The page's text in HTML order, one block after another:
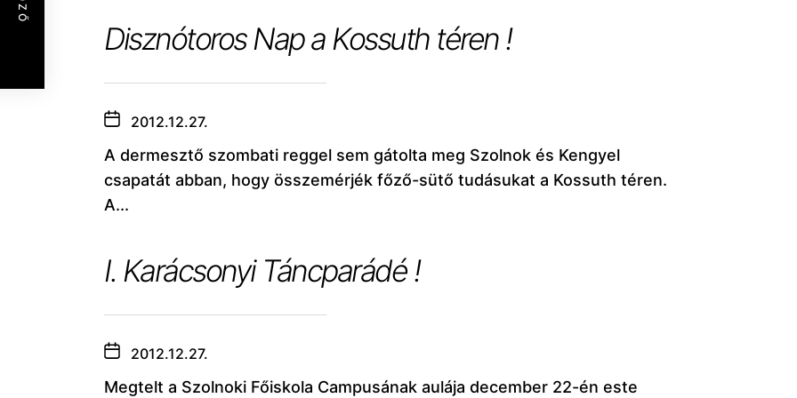
Disznótoros Nap a Kossuth téren !
2012.12.27.
A dermesztő szombati reggel sem gátolta meg Szolnok és Kengyel
csapatát abban, hogy összemérjék főző-sütő tudásukat a Kossuth téren.
A...
I. Karácsonyi Táncparádé !
2012.12.27.
Megtelt a Szolnoki Főiskola Campusának aulája december 22-én este